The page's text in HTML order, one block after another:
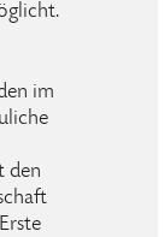
im
den